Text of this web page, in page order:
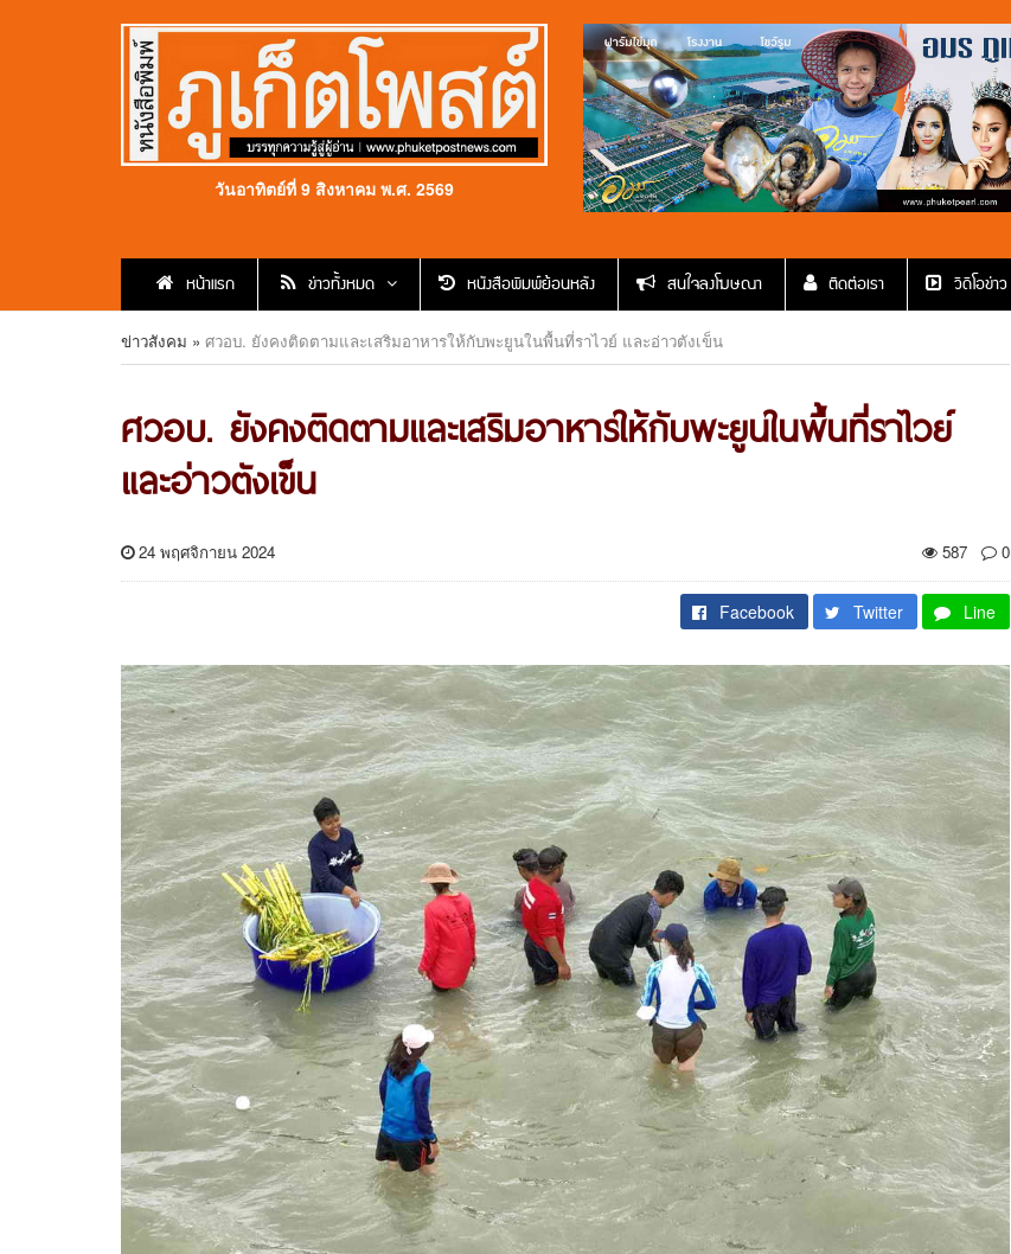
วันอาทิตย์ที่ 9 สิงหาคม พ.ศ. 2569
หน้าแรก ข่าวทั้งหมด หนังสือพิมพ์ย้อนหลัง สนใจลงโฆษณา ติดต่อเรา วีดีโอข่าว
ข่าวสังคม » ศวอบ. ยังคงติดตามและเสริมอาหารให้กับพะยูนในพื้นที่ราไวย์ และอ่าวตังเข็น
ศวอบ. ยังคงติดตามและเสริมอาหารให้กับพะยูนในพื้นที่ราไวย์
และอ่าวตังเข็น
24 พฤศจิกายน 2024 587 0
Facebook Twitter Line